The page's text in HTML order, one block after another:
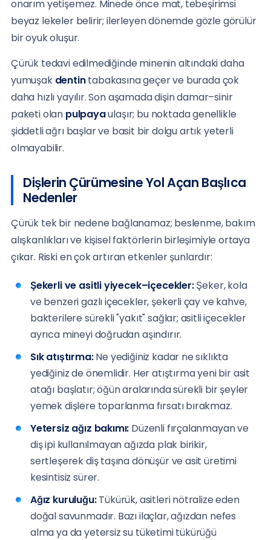
onarım yetişemez. Minede önce mat, tebeşirimsi
beyaz lekeler belirir; ilerleyen dönemde gözle görülür
bir oyuk oluşur.
Çürük tedavi edilmediğinde minenin altındaki daha
yumuşak dentintabakasına geçer ve burada çok
daha hızlı yayılır. Son aşamada dişin damar–sinir
paketi olan pulpayaulaşır; bu noktada genellikle
şiddetli ağrı başlar ve basit bir dolgu artık yeterli
olmayabilir.
Dişlerin Çürümesine Yol Açan Başlıca
Nedenler
Çürük tek bir nedene bağlanamaz; beslenme, bakım
alışkanlıkları ve kişisel faktörlerin birleşimiyle ortaya
çıkar. Riski en çok artıran etkenler şunlardır:
Şekerli ve asitli yiyecek–içecekler:Şeker, kola
ve benzeri gazlı içecekler, şekerli çay ve kahve,
bakterilere sürekli "yakıt" sağlar; asitli içecekler
ayrıca mineyi doğrudan aşındırır.
Sık atıştırma:Ne yediğiniz kadar ne sıklıkta
yediğiniz de önemlidir. Her atıştırma yeni bir asit
atağı başlatır; öğün aralarında sürekli bir şeyler
yemek dişlere toparlanma fırsatı bırakmaz.
Yetersiz ağız bakımı: Düzenli fırçalanmayan ve
diş ipi kullanılmayan ağızda plak birikir,
sertleşerek diş taşına dönüşür ve asit üretimi
kesintisiz sürer.
Ağız kuruluğu:Tükürük, asitleri nötralize eden
doğal savunmadır. Bazı ilaçlar, ağızdan nefes
alma ya da yetersiz su tüketimi tükürüğü